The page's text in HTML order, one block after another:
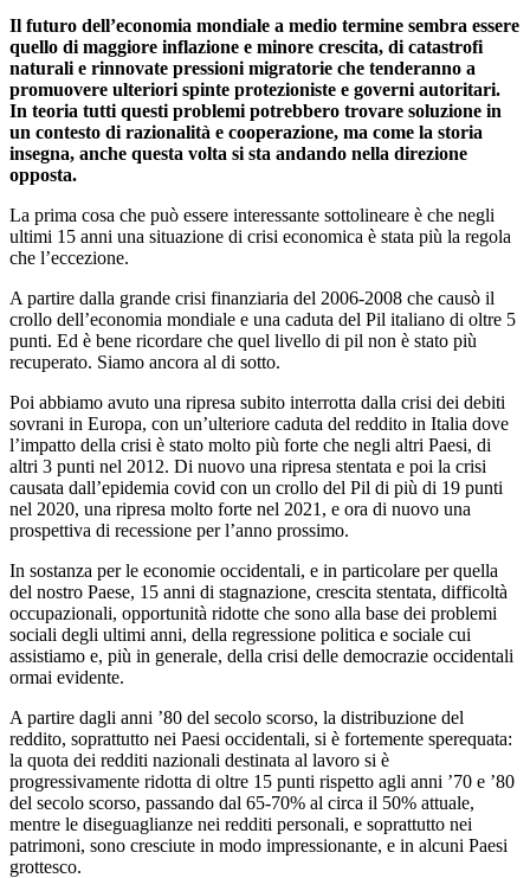
Il futuro dell’economia mondiale a medio termine sembra essere
quello di maggiore inflazione e minore crescita, di catastrofi
naturali e rinnovate pressioni migratorie che tenderanno a
promuovere ulteriori spinte protezioniste e governi autoritari.
In teoria tutti questi problemi potrebbero trovare soluzione in
un contesto di razionalità e cooperazione, ma come la storia
insegna, anche questa volta si sta andando nella direzione
opposta.
La prima cosa che può essere interessante sottolineare è che negli
ultimi 15 anni una situazione di crisi economica è stata più la regola
che l’eccezione.
A partire dalla grande crisi finanziaria del 2006-2008 che causò il
crollo dell’economia mondiale e una caduta del Pil italiano di oltre 5
punti. Ed è bene ricordare che quel livello di pil non è stato più
recuperato. Siamo ancora al di sotto.
Poi abbiamo avuto una ripresa subito interrotta dalla crisi dei debiti
sovrani in Europa, con un’ulteriore caduta del reddito in Italia dove
l’impatto della crisi è stato molto più forte che negli altri Paesi, di
altri 3 punti nel 2012. Di nuovo una ripresa stentata e poi la crisi
causata dall’epidemia covid con un crollo del Pil di più di 19 punti
nel 2020, una ripresa molto forte nel 2021, e ora di nuovo una
prospettiva di recessione per l’anno prossimo.
In sostanza per le economie occidentali, e in particolare per quella
del nostro Paese, 15 anni di stagnazione, crescita stentata, difficoltà
occupazionali, opportunità ridotte che sono alla base dei problemi
sociali degli ultimi anni, della regressione politica e sociale cui
assistiamo e, più in generale, della crisi delle democrazie occidentali
ormai evidente.
A partire dagli anni ’80 del secolo scorso, la distribuzione del
reddito, soprattutto nei Paesi occidentali, si è fortemente sperequata:
la quota dei redditi nazionali destinata al lavoro si è
progressivamente ridotta di oltre 15 punti rispetto agli anni ’70 e ’80
del secolo scorso, passando dal 65-70% al circa il 50% attuale,
mentre le diseguaglianze nei redditi personali, e soprattutto nei
patrimoni, sono cresciute in modo impressionante, e in alcuni Paesi
grottesco.